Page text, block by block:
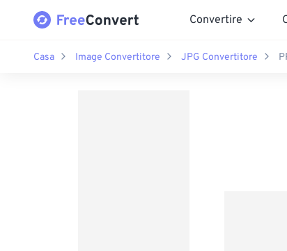
Convertire
Casa Image Convertitore JPG Convertitore